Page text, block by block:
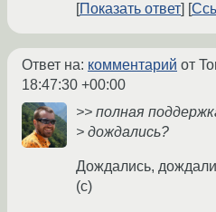
Показать ответ
Ответ на: комментарий от
18:47:30 +00:00
>> полная
> дождались?
Дождались,
(с)